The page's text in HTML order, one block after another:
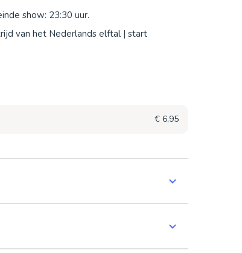
show: 23:30 uur.
van het Nederlands elftal | start
€ 6,95